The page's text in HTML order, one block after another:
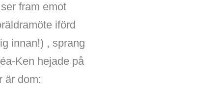
fram emot
iförd
innan!) , sprang
Ken hejade på
är dom: